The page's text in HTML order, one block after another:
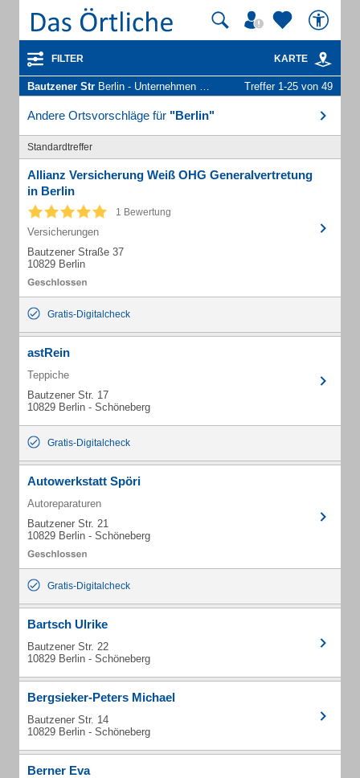
FILTER KARTE
Bautzener Str Berlin - Unternehmen und Personen Treffer 1-25 von 49
Andere Ortsvorschläge für "Berlin"
Standardtreffer
Allianz Versicherung Weiß OHG Generalvertretung
in Berlin
1 Bewertung
Versicherungen
Bautzener Straße 37
10829 Berlin
Gratis-Digitalcheck
astRein
Teppiche
Bautzener Str. 17
10829 Berlin - Schöneberg
Gratis-Digitalcheck
Autowerkstatt Spöri
Autoreparaturen
Bautzener Str. 21
10829 Berlin - Schöneberg
Gratis-Digitalcheck
Bartsch Ulrike
Bautzener Str. 22
10829 Berlin - Schöneberg
Bergsieker-Peters Michael
Bautzener Str. 14
10829 Berlin - Schöneberg
Berner Eva